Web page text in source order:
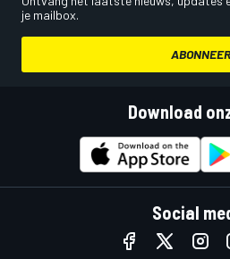
je mailbox.
ABONNEER
Download
Social